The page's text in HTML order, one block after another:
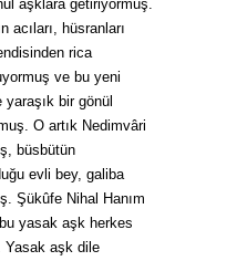
aşklara getiriyormuş.
acıları, hüsranları
rica
ve bu yeni
yaraşık bir gönül
O artık Nedimvâri
büsbütün
evli bey, galiba
Şükûfe Nihal Hanım
yasak aşk herkes
Yasak aşk dile